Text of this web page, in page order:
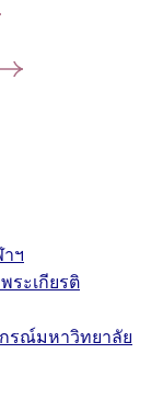
ฯ
ระเกียรติ
รณ์มหาวิทยาลัย